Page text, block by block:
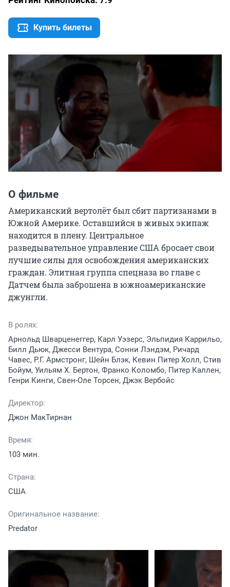
Купить билеты
О фильме
Американский вертолёт был сбит партизанами в
Южной Америке. Оставшийся в живых экипаж
находится в плену. Центральное
разведывательное управление США бросает свои
лучшие силы для освобождения американских
граждан. Элитная группа спецназа во главе с
Датчем была заброшена в южноамериканские
джунгли.
В ролях:
Арнольд Шварценеггер, Карл Уэзерс, Эльпидия Каррильо,
Билл Дьюк, Джесси Вентура, Сонни Лэндэм, Ричард
Чавес, Р.Г. Армстронг, Шейн Блэк, Кевин Питер Холл, Стив
Бойум, Уильям Х. Бертон, Франко Коломбо, Питер Каллен,
Генри Кинги, Свен-Оле Торсен, Джэк Вербойс
Директор:
Джон МакТирнан
Время:
103 мин.
Страна:
США
Оригинальное название:
Predator